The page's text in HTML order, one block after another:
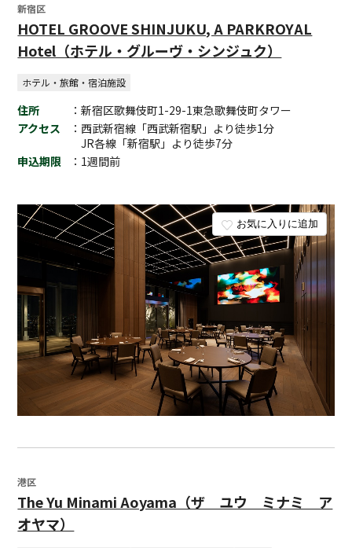
お気に入りに追加
新宿区
HOTEL GROOVE SHINJUKU, A PARKROYAL
Hotel（ホテル・グルーヴ・シンジュク）
ホテル・旅館・宿泊施設
住所
：新宿区歌舞伎町1-29-1東急歌舞伎町タワー
アクセス
：西武新宿線「西武新宿駅」より徒歩1分
JR各線「新宿駅」より徒歩7分
申込期限
：1週間前
港区
The Yu Minami Aoyama（ザ ユウ ミナミ ア
オヤマ）